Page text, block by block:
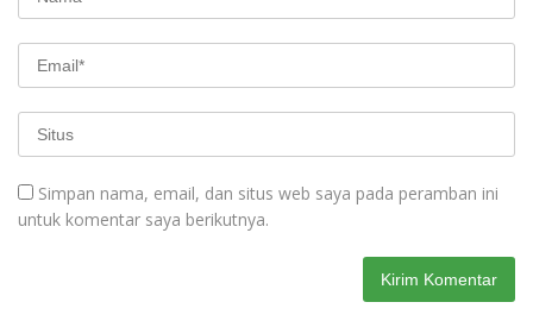
Simpan nama, email, dan situs web saya pada peramban ini
untuk komentar saya berikutnya.